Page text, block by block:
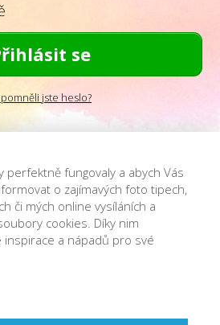
se
jste heslo?
perfektně fungovaly a abych Vás
o zajímavých foto tipech,
či mých online vysíláních a
cookies. Díky nim
inspirace a nápadů pro své